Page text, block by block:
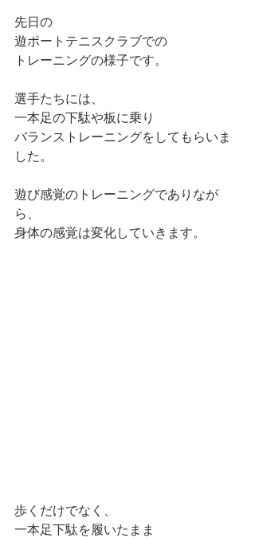
先日の
遊ポートテニスクラブでの
トレーニングの様子です。
選手たちには、
一本足の下駄や板に乗り
バランストレーニングをしてもらいま
した。
遊び感覚のトレーニングでありなが
ら、
身体の感覚は変化していきます。
歩くだけでなく、
一本足下駄を履いたまま